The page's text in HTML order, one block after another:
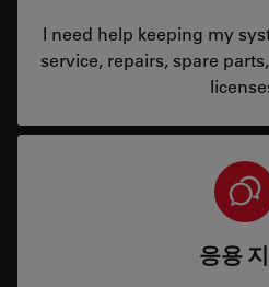
I need help keeping my
service, repairs, spare
응용